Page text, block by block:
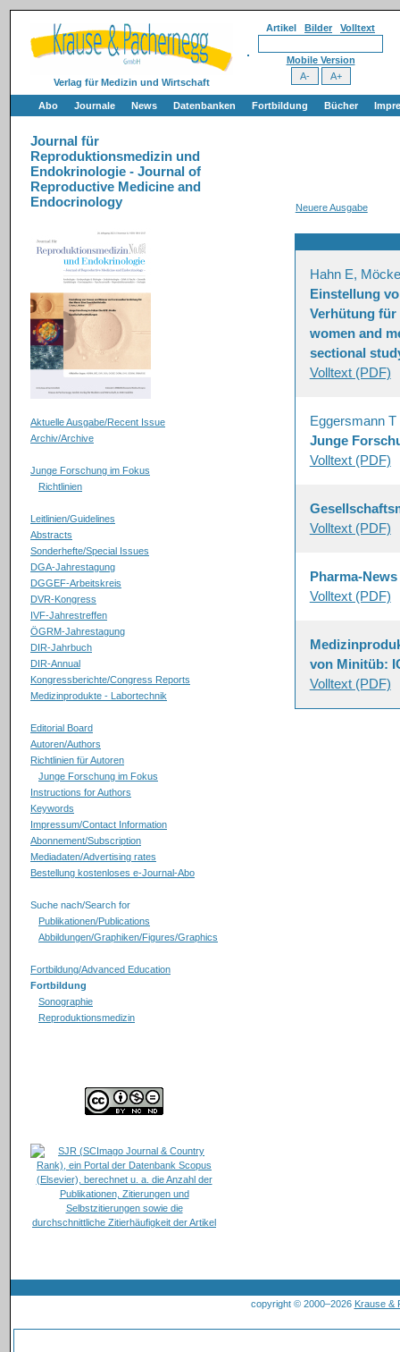
Verlag für Medizin und Wirtschaft
Artikel Bilder Volltext
Mobile Version
Abo Journale News Datenbanken Fortbildung Bücher
Journal für
Reproduktionsmedizin und
Endokrinologie - Journal of
Reproductive Medicine and
Endocrinology
Aktuelle Ausgabe/Recent Issue
Archiv/Archive
Junge Forschung im Fokus
Richtlinien
Leitlinien/Guidelines
Abstracts
Sonderhefte/Special Issues
DGA-Jahrestagung
DGGEF-Arbeitskreis
DVR-Kongress
IVF-Jahrestreffen
ÖGRM-Jahrestagung
DIR-Jahrbuch
DIR-Annual
Kongressberichte/Congress Reports
Medizinprodukte - Labortechnik
Editorial Board
Autoren/Authors
Richtlinien für Autoren
Junge Forschung im Fokus
Instructions for Authors
Keywords
Impressum/Contact Information
Abonnement/Subscription
Mediadaten/Advertising rates
Bestellung kostenloses e-Journal-Abo
Suche nach/Search for
Publikationen/Publications
Abbildungen/Graphiken/Figures/Graphics
Fortbildung/Advanced Education
Fortbildung
Sonographie
Reproduktionsmedizin
Neuere Ausgabe
Hahn E,
Einstellung
Verhütung für
women and
sectional
Volltext (PDF)
Eggersmann T
Junge
Volltext (PDF)
Volltext (PDF)
Pharma-News
Volltext (PDF)
von Minitüb:
Volltext (PDF)
copyright © 2000–2026 Krause &